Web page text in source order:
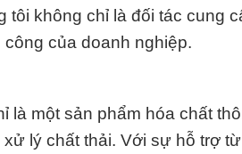
không chỉ là đối tác cung
của doanh nghiệp.
là một sản phẩm hóa chất
lý chất thải. Với sự hỗ trợ